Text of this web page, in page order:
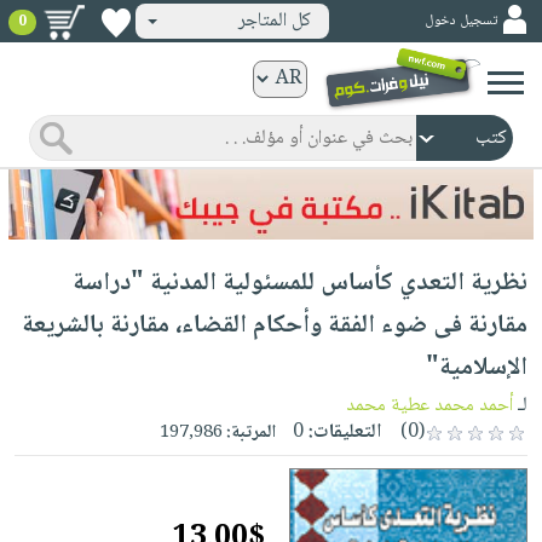
ورقية
المواضيع
صدر
حديثاً
الأكثر
مبيعاً
جوائز
شحن
مخفض
عروض
خاصة
صفحات
مشوقة
كتب
الكترونية
الرئيسية
صدر
حديثاً
الأكثر
مبيعاً
كتب
مجانية
كتب
صوتية
الصفحة
الرئيسية
masmu3
بلا
حدود
أطفال
وناشئة
الصفحةوسائل
تسجيل دخول كل المتاجر 0
نظرية التعدي كأساس للمسئولية المدنية "دراسة
مقارنة فى ضوء الفقة وأحكام القضاء، مقارنة بالشريعة
الإسلامية"
لـأحمد محمد عطية محمد
(0)
التعليقات:0 المرتبة:197,986